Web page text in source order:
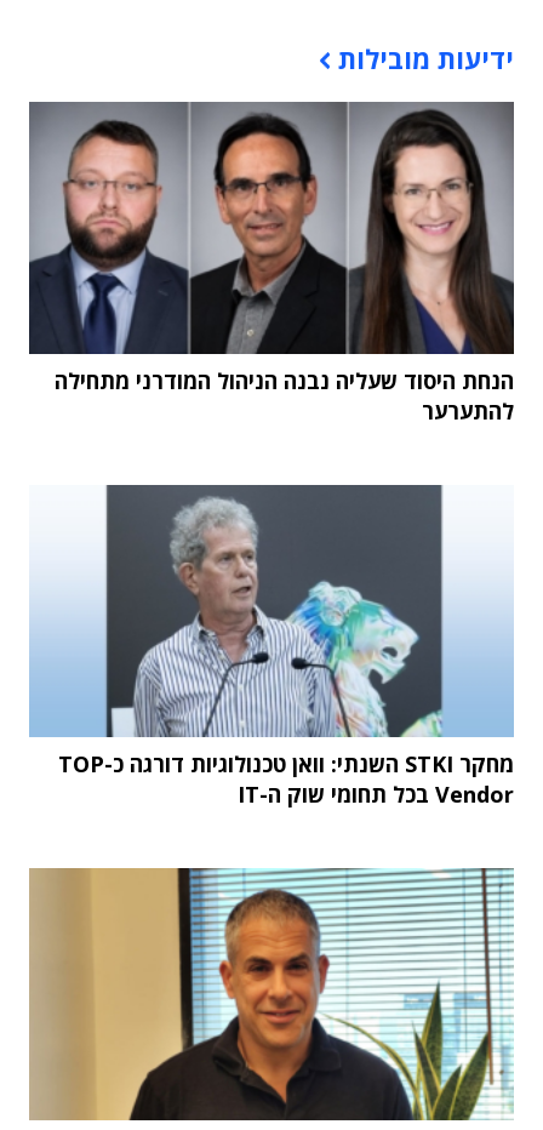
ידיעות מובילות
הנחת היסוד שעליה נבנה הניהול המודרני מתחילה
להתערער
מחקר STKI השנתי: וואן טכנולוגיות דורגה כ-TOP
Vendor בכל תחומי שוק ה-IT